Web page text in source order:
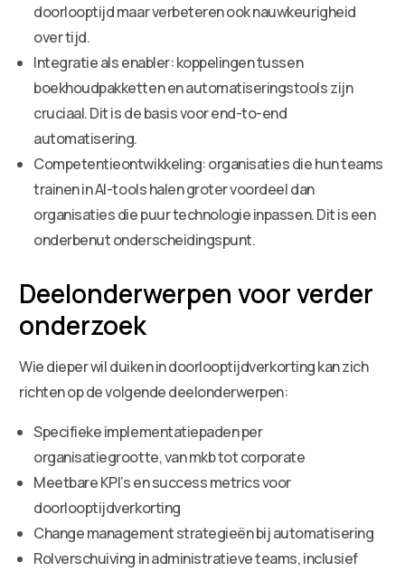
doorlooptijd maar verbeteren ook nauwkeurigheid
over tijd.
Integratie als enabler: koppelingen tussen
boekhoudpakketten en automatiseringstools zijn
cruciaal. Dit is de basis voor end-to-end
automatisering.
Competentieontwikkeling: organisaties die hun teams
trainen in AI-tools halen groter voordeel dan
organisaties die puur technologie inpassen. Dit is een
onderbenut onderscheidingspunt.
Deelonderwerpen voor verder
onderzoek
Wie dieper wil duiken in doorlooptijdverkorting kan zich
richten op de volgende deelonderwerpen:
Specifieke implementatiepaden per
organisatiegrootte, van mkb tot corporate
Meetbare KPI’s en success metrics voor
doorlooptijdverkorting
Change management strategieën bij automatisering
Rolverschuiving in administratieve teams, inclusief